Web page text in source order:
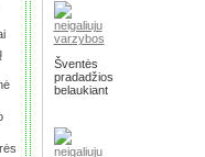
Šventės
pradadžios
belaukiant